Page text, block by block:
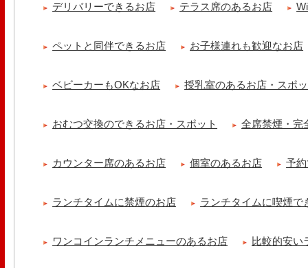
【 よもぎ蒸しやリラクゼーション専門の顧問契約 】 冷え性改善協会
デリバリーできるお店 テラス席のあるお店
ペットと同伴できるお店 お子様連れも歓迎なお店
ベビーカーもOKなお店 授乳室のあるお店・スポ
おむつ交換のできるお店・スポット 全席禁煙・完
カウンター席のあるお店 個室のあるお店 予
ランチタイムに禁煙のお店 ランチタイムに喫煙で
ワンコインランチメニューのあるお店 比較的安い